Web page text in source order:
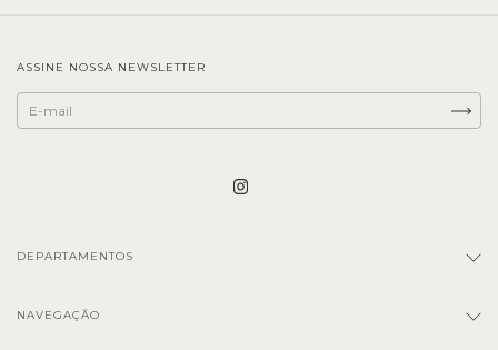
ASSINE NOSSA NEWSLETTER
DEPARTAMENTOS
NAVEGAÇÃO